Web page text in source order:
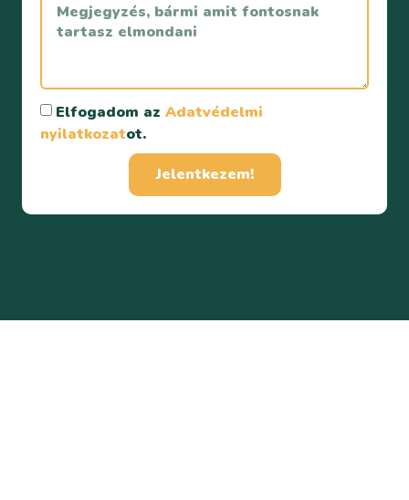
Elfogadom azAdatvédelmi
nyilatkozatot.
Jelentkezem!